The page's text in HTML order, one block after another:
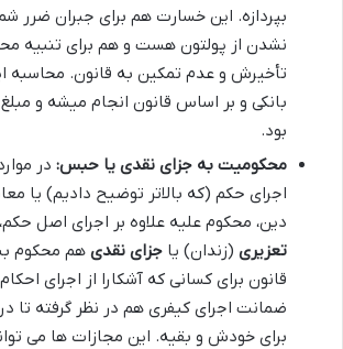
بپردازه. این خسارت هم برای جبران ضرر
نشدن از پولتون هست و هم برای تنبیه
تأخیرش و عدم تمکین به قانون. محاسبه
بانکی و بر اساس قانون انجام میشه و
بود.
محکومیت به جزای نقدی یا حبس: در
اجرای حکم (که بالاتر توضیح دادیم) یا
دین، محکوم علیه علاوه بر اجرای اصل
تعزیری (زندان) یا جزای نقدی هم محکوم
قانون برای کسانی که آشکارا از اجرای
ضمانت اجرای کیفری هم در نظر گرفته تا
برای خودش و بقیه. این مجازات ها می